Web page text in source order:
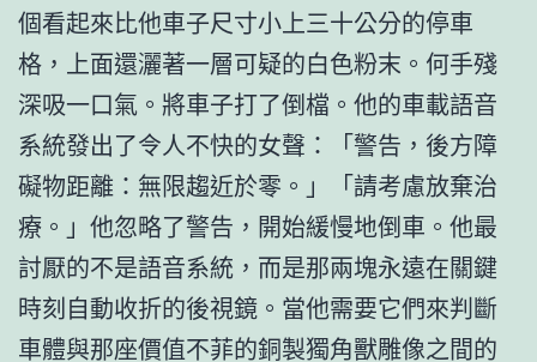
個看起來比他車子尺寸小上三十公分的停車
格，上面還灑著一層可疑的白色粉末。何手殘
深吸一口氣。將車子打了倒檔。他的車載語音
系統發出了令人不快的女聲：「警告，後方障
礙物距離：無限趨近於零。」「請考慮放棄治
療。」他忽略了警告，開始緩慢地倒車。他最
討厭的不是語音系統，而是那兩塊永遠在關鍵
時刻自動收折的後視鏡。當他需要它們來判斷
車體與那座價值不菲的銅製獨角獸雕像之間的